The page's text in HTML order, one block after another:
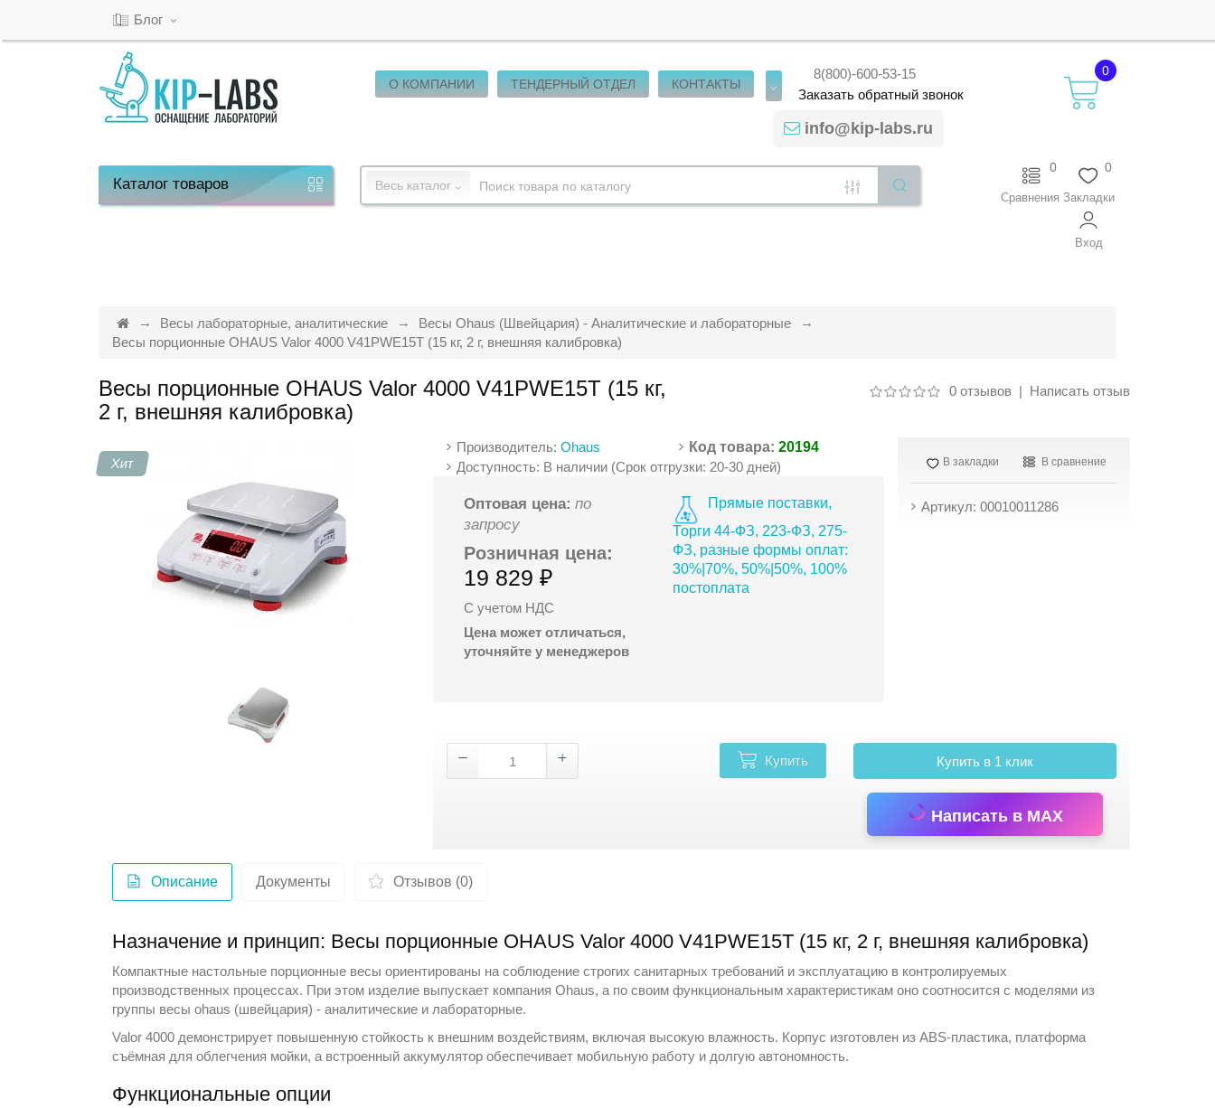
Блог
О КОМПАНИИ ТЕНДЕРНЫЙ ОТДЕЛ КОНТАКТЫ
8(800)-600-53-15
Заказатьобратныйзвонок
info@kip-labs.ru
0
Каталогтоваров Весь каталог
0
Закладки
0
Сравнения
Вход
Весы лабораторные, аналитические
Весы Ohaus (Швейцария) - Аналитические и лабораторные
Весы порционные OHAUS Valor 4000 V41PWE15T (15 кг, 2 г, внешняя калибровка)
Весы порционные OHAUS Valor 4000 V41PWE15T (15 кг,
2 г, внешняя калибровка)
0 отзывов| Написать отзыв
Хит
Производитель:Ohaus Код товара: 20194
Доступность: В наличии (Срок отгрузки: 20-30 дней)
Оптовая цена: по
запросу
Розничная цена:
19 829 ₽
С учетом НДС
Цена может отличаться,
уточняйте у менеджеров
Прямые поставки,
Торги 44-ФЗ, 223-ФЗ, 275-
ФЗ, разные формы оплат:
30%|70%, 50%|50%, 100%
постоплата
В закладки В сравнение
Артикул: 00010011286
Купить Купить в 1 клик
Написать в MAX
Описание Документы Отзывов (0)
Назначение и принцип: Весы порционные OHAUS Valor 4000 V41PWE15T (15 кг, 2 г, внешняя калибровка)
Компактные настольные порционные весы ориентированы на соблюдение строгих санитарных требований и эксплуатацию в контролируемых
производственных процессах. При этом изделие выпускает компанияOhaus, а по своим функциональным характеристикам оно соотносится с моделями из
группы весы ohaus (швейцария) - аналитические и лабораторные.
Valor 4000 демонстрирует повышенную стойкость к внешним воздействиям, включая высокую влажность. Корпус изготовлен из ABS-пластика, платформа
съёмная для облегчения мойки, а встроенный аккумулятор обеспечивает мобильную работу и долгую автономность.
Функциональные опции